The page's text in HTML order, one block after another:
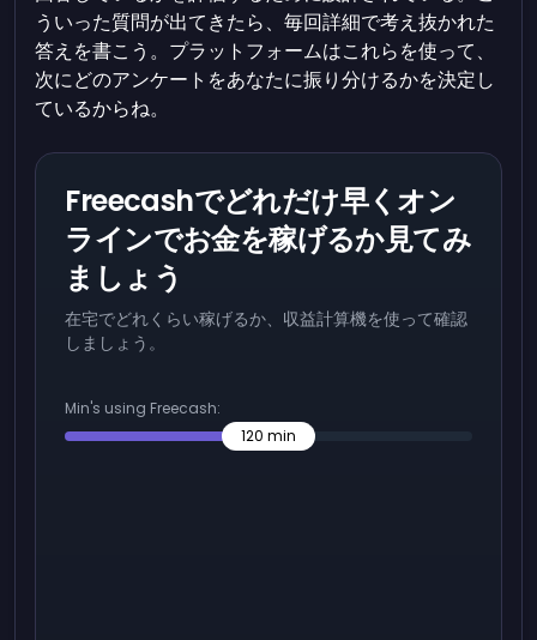
ういった質問が出てきたら、毎回詳細で考え抜かれた
答えを書こう。プラットフォームはこれらを使って、
次にどのアンケートをあなたに振り分けるかを決定し
ているからね。
Freecashでどれだけ早くオン
ラインでお金を稼げるか見てみ
ましょう
在宅でどれくらい稼げるか、収益計算機を使って確認
しましょう。
Min's using Freecash:
120 min